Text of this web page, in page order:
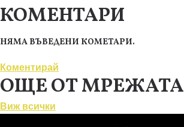
КОМЕНТАРИ
НЯМА ВЪВЕДЕНИ КОМЕТАРИ.
Коментирай
ОЩЕ ОТ МРЕЖАТА
Виж всички